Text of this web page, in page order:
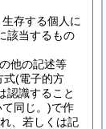
存する個人に
該当するもの
他の記述等
式(電子的方
認識すること
て同じ。)で作
、若しくは記